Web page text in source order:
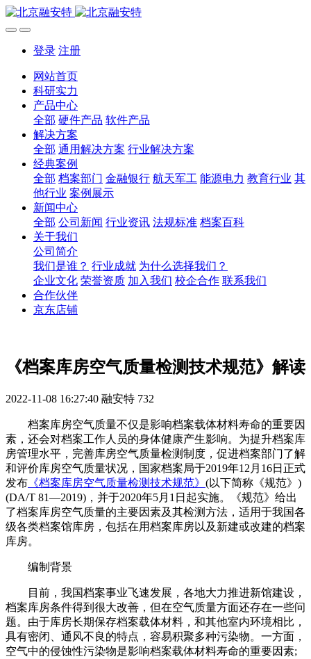
登录 注册
网站首页
科研实力
产品中心
全部 硬件产品 软件产品
解决方案
全部 通用解决方案 行业解决方案
经典案例
全部 档案部门 金融银行 航天军工 能源电力 教育行业 其
他行业 案例展示
新闻中心
全部 公司新闻 行业资讯 法规标准 档案百科
关于我们
公司简介
我们是谁？ 行业成就 为什么选择我们？
企业文化 荣誉资质 加入我们 校企合作 联系我们
合作伙伴
京东店铺
《档案库房空气质量检测技术规范》解读
2022-11-08 16:27:40 融安特 732
档案库房空气质量不仅是影响档案载体材料寿命的重要因
素，还会对档案工作人员的身体健康产生影响。为提升档案库
房管理水平，完善库房空气质量检测制度，促进档案部门了解
和评价库房空气质量状况，国家档案局于2019年12月16日正式
发布 《档案库房空气质量检测技术规范》 (以下简称《规范》)
(DA/T 81—2019)，并于2020年5月1日起实施。《规范》给出
了档案库房空气质量的主要因素及其检测方法，适用于我国各
级各类档案馆库房，包括在用档案库房以及新建或改建的档案
库房。
编制背景
目前，我国档案事业飞速发展，各地大力推进新馆建设，
档案库房条件得到很大改善，但在空气质量方面还存在一些问
题。由于库房长期保存档案载体材料，和其他室内环境相比，
具有密闭、通风不良的特点，容易积聚多种污染物。一方面，
空气中的侵蚀性污染物是影响档案载体材料寿命的重要因素;